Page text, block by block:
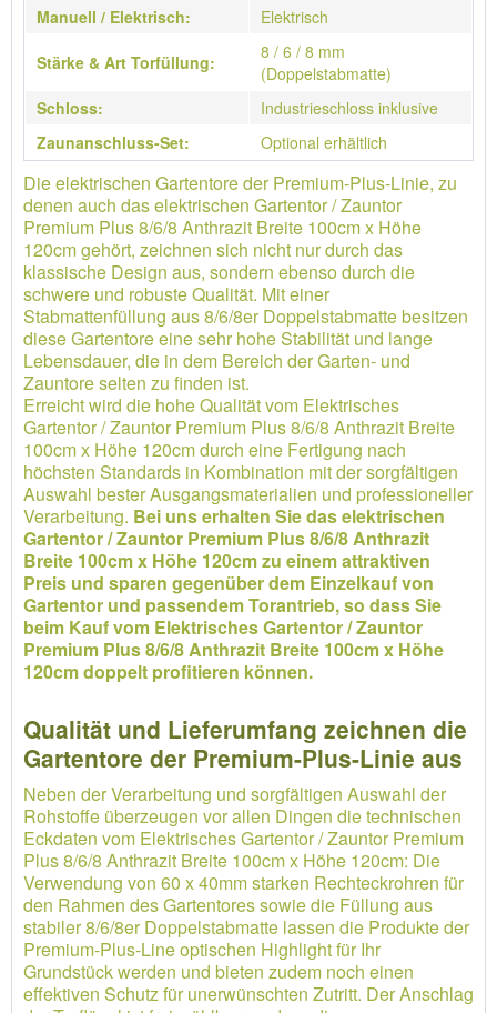
Manuell / Elektrisch:
Elektrisch
Stärke & Art Torfüllung:
8 / 6 / 8 mm
(Doppelstabmatte)
Schloss:
Industrieschloss inklusive
Zaunanschluss-Set:
Optional erhältlich
Die elektrischen Gartentore der Premium-Plus-Linie, zu
denen auch das elektrischen Gartentor / Zauntor
Premium Plus 8/6/8 Anthrazit Breite 100cm x Höhe
120cm gehört, zeichnen sich nicht nur durch das
klassische Design aus, sondern ebenso durch die
schwere und robuste Qualität. Mit einer
Stabmattenfüllung aus 8/6/8er Doppelstabmatte besitzen
diese Gartentore eine sehr hohe Stabilität und lange
Lebensdauer, die in dem Bereich der Garten- und
Zauntore selten zu finden ist.
Erreicht wird die hohe Qualität vom Elektrisches
Gartentor / Zauntor Premium Plus 8/6/8 Anthrazit Breite
100cm x Höhe 120cm durch eine Fertigung nach
höchsten Standards in Kombination mit der sorgfältigen
Auswahl bester Ausgangsmaterialien und professioneller
Verarbeitung. Bei uns erhalten Sie das elektrischen
Gartentor / Zauntor Premium Plus 8/6/8 Anthrazit
Breite 100cm x Höhe 120cm zu einem attraktiven
Preis und sparen gegenüber dem Einzelkauf von
Gartentor und passendem Torantrieb, so dass Sie
beim Kauf vom Elektrisches Gartentor / Zauntor
Premium Plus 8/6/8 Anthrazit Breite 100cm x Höhe
120cm doppelt profitieren können.
Qualität und Lieferumfang zeichnen die
Gartentore der Premium-Plus-Linie aus
Neben der Verarbeitung und sorgfältigen Auswahl der
Rohstoffe überzeugen vor allen Dingen die technischen
Eckdaten vom Elektrisches Gartentor / Zauntor Premium
Plus 8/6/8 Anthrazit Breite 100cm x Höhe 120cm: Die
Verwendung von 60 x 40mm starken Rechteckrohren für
den Rahmen des Gartentores sowie die Füllung aus
stabiler 8/6/8er Doppelstabmatte lassen die Produkte der
Premium-Plus-Line optischen Highlight für Ihr
Grundstück werden und bieten zudem noch einen
effektiven Schutz für unerwünschten Zutritt. Der Anschlag